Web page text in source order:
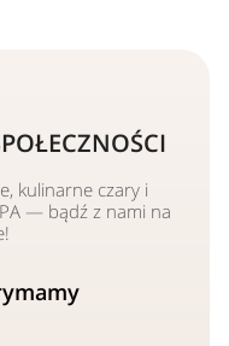
kulinarne czary i
— bądź z nami na